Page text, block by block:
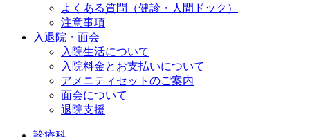
よくある質問（健診・人間ドック）
注意事項
入退院・面会
入院生活について
入院料金とお支払いについて
アメニティセットのご案内
面会について
退院支援